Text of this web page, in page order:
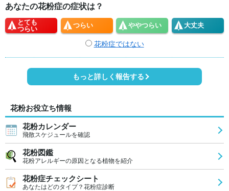
あなたの花粉症の症状は？
とても
つらい
つらい ややつらい 大丈夫
花粉症ではない
もっと詳しく報告する
花粉お役立ち情報
花粉カレンダー
飛散スケジュールを確認
花粉図鑑
花粉アレルギーの原因となる植物を紹介
花粉症チェックシート
あなたはどのタイプ？花粉症診断